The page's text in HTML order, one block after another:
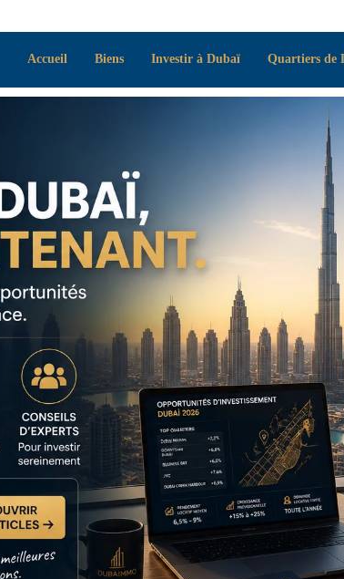
Accueil Biens Investir à Dubaï Quartiers de